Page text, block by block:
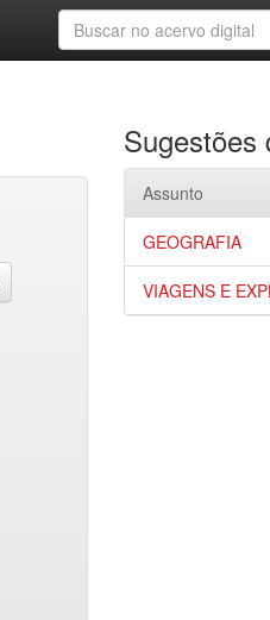
Sugestões
Assunto
GEOGRAFIA
VIAGENS E